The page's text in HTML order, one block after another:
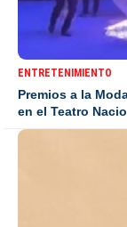
ENTRETENIMIENTO
Premios a la
en el Teatro